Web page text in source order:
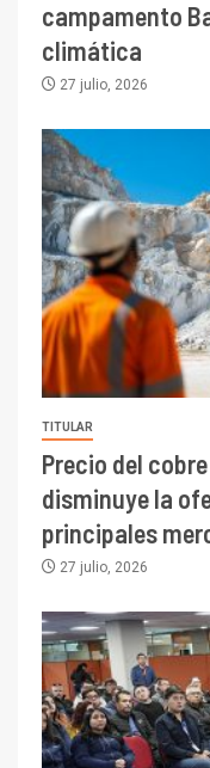
campamento
climática
27 julio, 2026
TITULAR
Precio del
disminuye la
principales
27 julio, 2026